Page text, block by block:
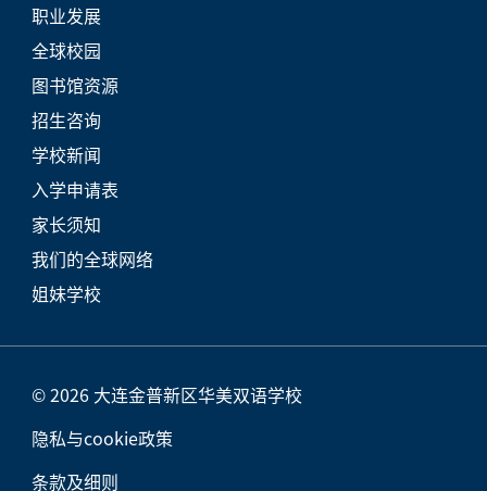
职业发展
全球校园
图书馆资源
招生咨询
学校新闻
入学申请表
家长须知
我们的全球网络
姐妹学校
© 2026 大连金普新区华美双语学校
隐私与cookie政策
条款及细则